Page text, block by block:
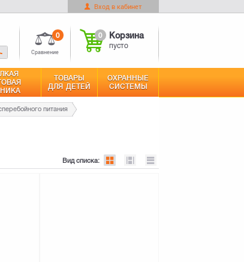
Вход в кабинет
Сравнение
0 0 Корзина
пусто
ТОВАРЫ
ДЛЯ ДЕТЕЙ
ОХРАННЫЕ
СИСТЕМЫ
питания
Вид списка:
Оформить заказ